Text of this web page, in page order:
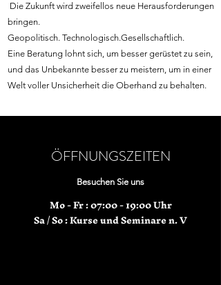
Die Zukunft wird zweifellos neue Herausforderungen
bringen.
Geopolitisch. Technologisch.Gesellschaftlich.
Eine Beratung lohnt sich, um besser gerüstet zu sein,
und das Unbekannte besser zu meistern, um in einer
Welt voller Unsicherheit die Oberhand zu behalten.
ÖFFNUNGSZEITEN
Besuchen Sie uns
Mo - Fr : 07:00 - 19:00 Uhr
Sa / So : Kurse und Seminare n. V